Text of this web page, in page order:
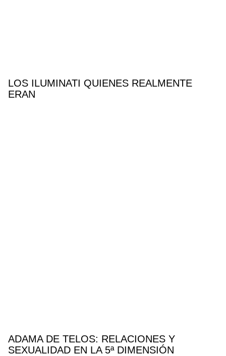
LOS ILUMINATI QUIENES REALMENTE
ERAN
ADAMA DE TELOS: RELACIONES Y
SEXUALIDAD EN LA 5ª DIMENSIÓN